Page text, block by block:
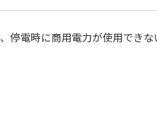
電時に商用電力が使用できな